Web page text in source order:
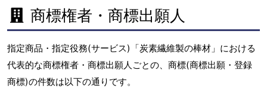
商標権者・商標出願人
指定商品・指定役務(サービス)「炭素繊維製の棒材」における
代表的な商標権者・商標出願人ごとの、商標(商標出願・登録
商標)の件数は以下の通りです。